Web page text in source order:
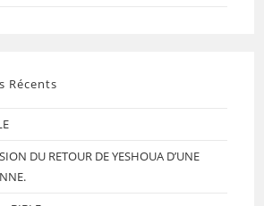
Récents
DU RETOUR DE YESHOUA D’UNE